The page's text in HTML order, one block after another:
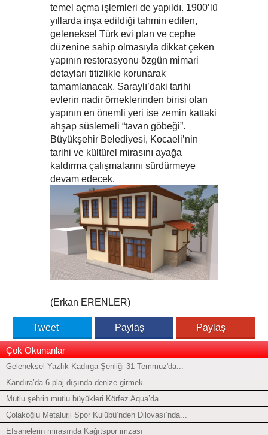
temel açma işlemleri de yapıldı. 1900’lü
yıllarda inşa edildiği tahmin edilen,
geleneksel Türk evi plan ve cephe
düzenine sahip olmasıyla dikkat çeken
yapının restorasyonu özgün mimari
detayları titizlikle korunarak
tamamlanacak. Saraylı’daki tarihi
evlerin nadir örneklerinden birisi olan
yapının en önemli yeri ise zemin kattaki
ahşap süslemeli “tavan göbeği”.
Büyükşehir Belediyesi, Kocaeli’nin
tarihi ve kültürel mirasını ayağa
kaldırma çalışmalarını sürdürmeye
devam edecek.
(Erkan ERENLER)
Tweet Paylaş Paylaş
Çok Okunanlar
Geleneksel Yazlık Kadırga Şenliği 31 Temmuz'da...
Kandıra’da 6 plaj dışında denize girmek...
Mutlu şehrin mutlu büyükleri Körfez Aqua’da
Çolakoğlu Metalurji Spor Kulübü’nden Dilovası’nda...
Efsanelerin mirasında Kağıtspor imzası